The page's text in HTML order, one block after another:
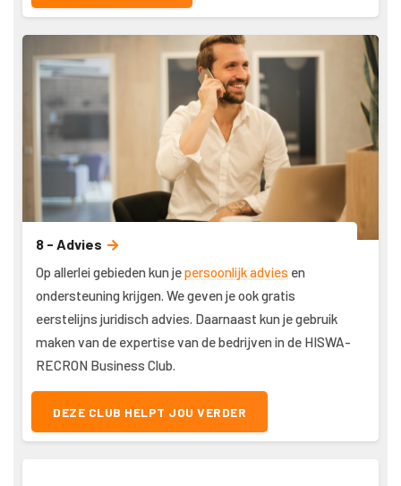
8 - Advies
Op allerlei gebieden kun jepersoonlijk advies en
ondersteuning krijgen. We geven je ook gratis
eerstelijns juridisch advies. Daarnaast kun je gebruik
maken van de expertise van de bedrijven in de HISWA-
RECRON Business Club.
DEZE CLUB HELPT JOU VERDER